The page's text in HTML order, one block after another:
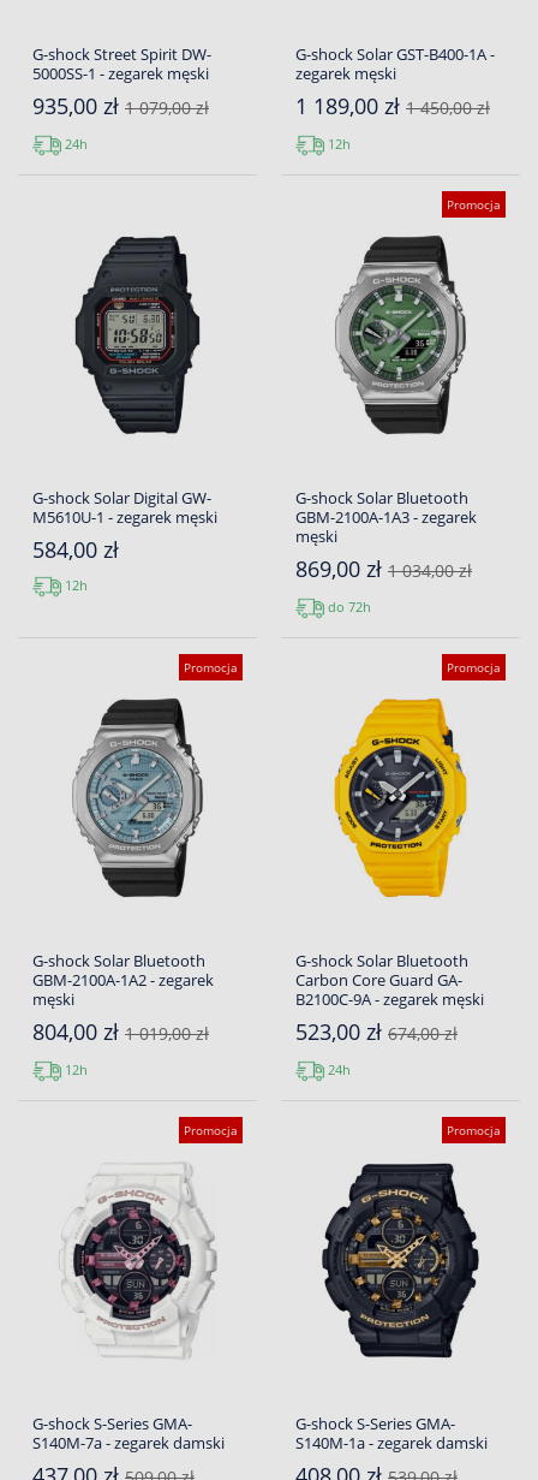
G-shock Street Spirit DW-
5000SS-1 - zegarek męski
935,00 zł 1 079,00 zł
24h
G-shock Solar GST-B400-1A -
zegarek męski
1 189,00 zł 1 450,00 zł
12h
G-shock Solar Digital GW-
M5610U-1 - zegarek męski
584,00 zł
12h
Promocja
G-shock Solar Bluetooth
GBM-2100A-1A3 - zegarek
męski
869,00 zł 1 034,00 zł
do 72h
Promocja
G-shock Solar Bluetooth
GBM-2100A-1A2 - zegarek
męski
804,00 zł 1 019,00 zł
12h
Promocja
G-shock Solar Bluetooth
Carbon Core Guard GA-
B2100C-9A - zegarek męski
523,00 zł 674,00 zł
24h
Promocja
G-shock S-Series GMA-
S140M-7a - zegarek damski
Promocja
G-shock S-Series GMA-
S140M-1a - zegarek damski